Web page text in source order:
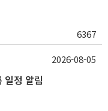
6367
일정 알림
2026-08-05